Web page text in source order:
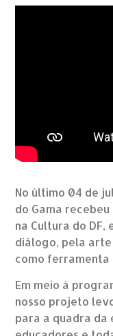
No último 04 de
do Gama recebeu
na Cultura do
diálogo, pela
como
Em meio à
nosso projeto
para a quadra da